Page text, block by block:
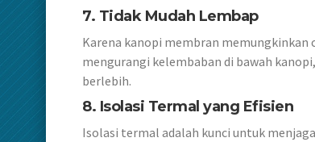
7. Tidak Mudah Lembap
Karena kanopi membran memungkinkan
mengurangi kelembaban di bawah
berlebih.
8. Isolasi Termal yang Efisien
Isolasi termal adalah kunci untuk